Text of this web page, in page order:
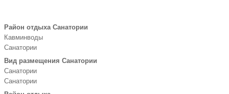
Район отдыха Санатории
Кавминводы
Санатории
Вид размещения Санатории
Санатории
Санатории